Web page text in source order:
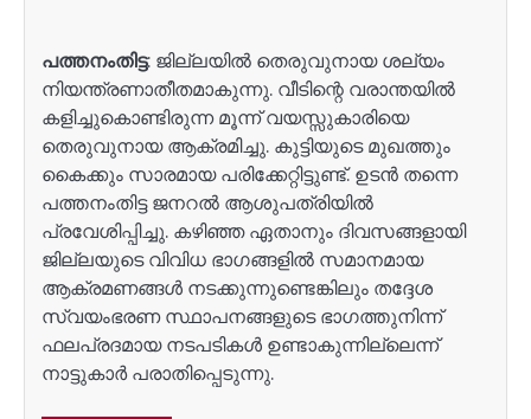
പത്തനംതിട്ട: ജില്ലയിൽ തെരുവുനായ ശല്യം
നിയന്ത്രണാതീതമാകുന്നു. വീടിന്റെ വരാന്തയിൽ
കളിച്ചുകൊണ്ടിരുന്ന മൂന്ന് വയസ്സുകാരിയെ
തെരുവുനായ ആക്രമിച്ചു. കുട്ടിയുടെ മുഖത്തും
കൈക്കും സാരമായ പരിക്കേറ്റിട്ടുണ്ട്. ഉടൻ തന്നെ
പത്തനംതിട്ട ജനറൽ ആശുപത്രിയിൽ
പ്രവേശിപ്പിച്ചു. കഴിഞ്ഞ ഏതാനും ദിവസങ്ങളായി
ജില്ലയുടെ വിവിധ ഭാഗങ്ങളിൽ സമാനമായ
ആക്രമണങ്ങൾ നടക്കുന്നുണ്ടെങ്കിലും തദ്ദേശ
സ്വയംഭരണ സ്ഥാപനങ്ങളുടെ ഭാഗത്തുനിന്ന്
ഫലപ്രദമായ നടപടികൾ ഉണ്ടാകുന്നില്ലെന്ന്
നാട്ടുകാർ പരാതിപ്പെടുന്നു.